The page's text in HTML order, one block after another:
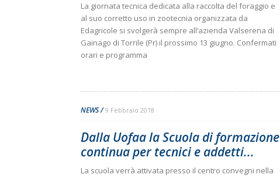
La giornata tecnica dedicata alla raccolta del foraggio e
al suo corretto uso in zootecnia organizzata da
Edagricole si svolgerà sempre all’azienda Valserena di
Gainago di Torrile (Pr) il prossimo 13 giugno. Confermati
orari e programma
NEWS 9 Febbraio 2018
Dalla Uofaa la Scuola di formazione
continua per tecnici e addetti...
La scuola verrà attivata presso il centro convegni nella